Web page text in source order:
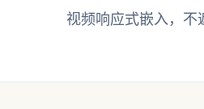
视频响应式嵌入，不